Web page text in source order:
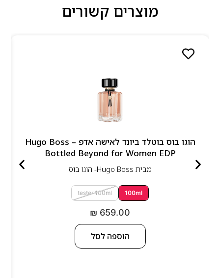
מוצרים קשורים
הוגו בוס בוטלד ביונד לאישה אדפ – Hugo Boss
Bottled Beyond for Women EDP
מבית Hugo Boss- הוגו בוס
100ml
tester 100ml
₪ 659.00
הוספה לסל